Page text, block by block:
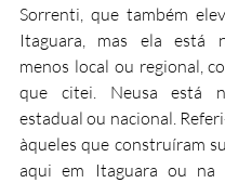
Sorrenti, que também
Itaguara, mas ela está
menos local ou regional,
que citei. Neusa está
estadual ou nacional.
àqueles que construíram
aqui em Itaguara ou na